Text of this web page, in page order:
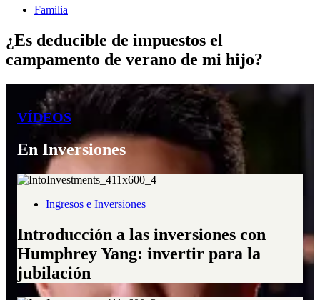
Familia
¿Es deducible de impuestos el
campamento de verano de mi hijo?
VÍDEOS
En Inversiones
Ingresos e Inversiones
Introducción a las inversiones con
Humphrey Yang: invertir para la
jubilación